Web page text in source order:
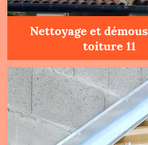
Nettoyage et
toiture 11